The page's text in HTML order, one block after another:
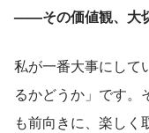
——その価値観、大
私が一番大事にして
るかどうか」です。
も前向きに、楽し